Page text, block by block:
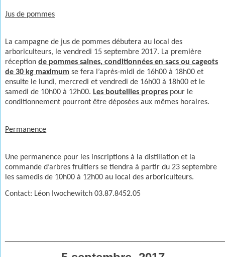
Jus de pommes
La campagne de jus de pommes débutera au local des
arboriculteurs, le vendredi 15 septembre 2017. La première
réceptionde pommes saines, conditionnées en sacs ou cageots
de 30 kg maximum se fera l’après-midi de 16h00 à 18h00 et
ensuite le lundi, mercredi et vendredi de 16h00 à 18h00 et le
samedi de 10h00 à 12h00. Les bouteilles propres pour le
conditionnement pourront être déposées aux mêmes horaires.
Permanence
Une permanence pour les inscriptions à la distillation et la
commande d’arbres fruitiers se tiendra à partir du 23 septembre
les samedis de 10h00 à 12h00 au local des arboriculteurs.
Contact: Léon Iwochewitch 03.87.8452.05